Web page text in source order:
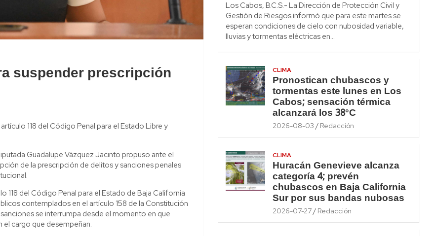
suspender prescripción
118 del Código Penal para el Estado Libre y
Guadalupe Vázquez Jacinto propuso ante el
de la prescripción de delitos y sanciones penales
del Código Penal para el Estado de Baja California
contemplados en el artículo 158 de la Constitución
se interrumpa desde el momento en que
el cargo que desempeñan.
Los Cabos, B.C.S.- La Dirección de Protección Civil y
Gestión de Riesgos informó que para este martes se
esperan condiciones de cielo con nubosidad variable,
lluvias y tormentas eléctricas en…
CLIMA
Pronostican chubascos y
tormentas este lunes en Los
Cabos; sensación térmica
alcanzará los 38°C
2026-08-03 Redacción
CLIMA
Huracán Genevieve alcanza
categoría 4; prevén
chubascos en Baja California
Sur por sus bandas nubosas
2026-07-27 Redacción